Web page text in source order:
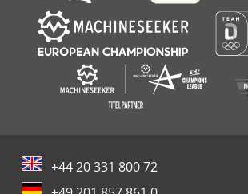
+44 20 331 800 72